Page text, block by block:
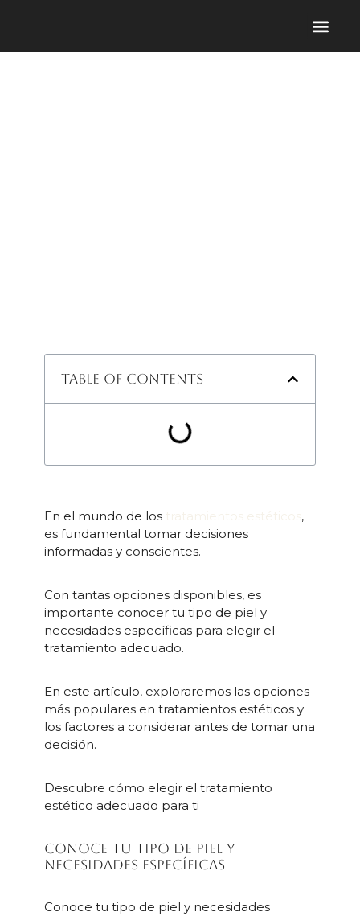
Table of Contents
En el mundo de los
,
es fundamental tomar decisiones
informadas y conscientes.
Con tantas opciones disponibles, es
importante conocer tu tipo de piel y
necesidades específicas para elegir el
tratamiento adecuado.
En este artículo, exploraremos las opciones
más populares en tratamientos estéticos y
los factores a considerar antes de tomar una
decisión.
Descubre cómo elegir el tratamiento
estético adecuado para ti
Conoce tu tipo de piel y
necesidades específicas
Conoce tu tipo de piel y necesidades